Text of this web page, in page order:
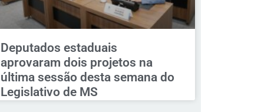
Deputados estaduais
aprovaram dois projetos na
última sessão desta semana do
Legislativo de MS